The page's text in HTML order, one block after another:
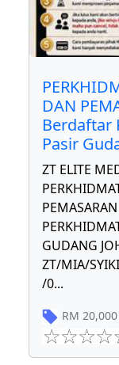
DAN
Berdaftar
Pasir
ZT ELITE
GUDANG
ZT/MIA/
/0...
RM 20,000